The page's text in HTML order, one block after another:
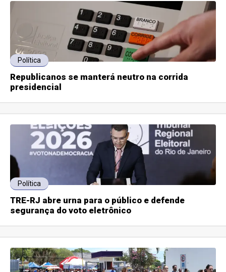
Política
Republicanos se manterá neutro na corrida
presidencial
Política
TRE-RJ abre urna para o público e defende
segurança do voto eletrônico